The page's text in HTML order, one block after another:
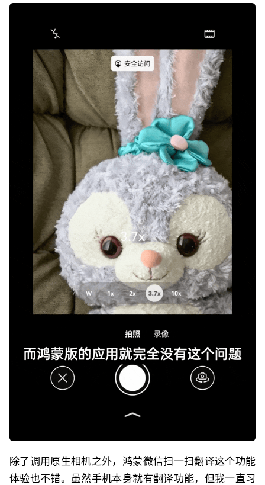
除了调用原生相机之外，鸿蒙微信扫一扫翻译这个功能
体验也不错。虽然手机本身就有翻译功能，但我一直习